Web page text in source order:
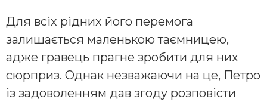
Для всіх рідних його перемога
залишається маленькою таємницею,
адже гравець прагне зробити для них
сюрприз. Однак незважаючи на це, Петро
із задоволенням дав згоду розповісти